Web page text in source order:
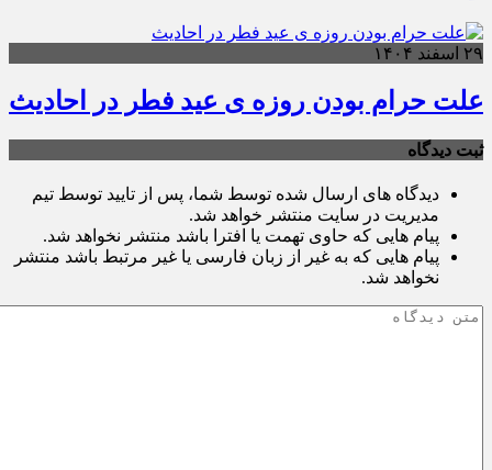
۲۹ اسفند ۱۴۰۴
علت حرام بودن روزه ی عید فطر در احادیث
ثبت دیدگاه
دیدگاه های ارسال شده توسط شما، پس از تایید توسط تیم
مدیریت در سایت منتشر خواهد شد.
پیام هایی که حاوی تهمت یا افترا باشد منتشر نخواهد شد.
پیام هایی که به غیر از زبان فارسی یا غیر مرتبط باشد منتشر
نخواهد شد.